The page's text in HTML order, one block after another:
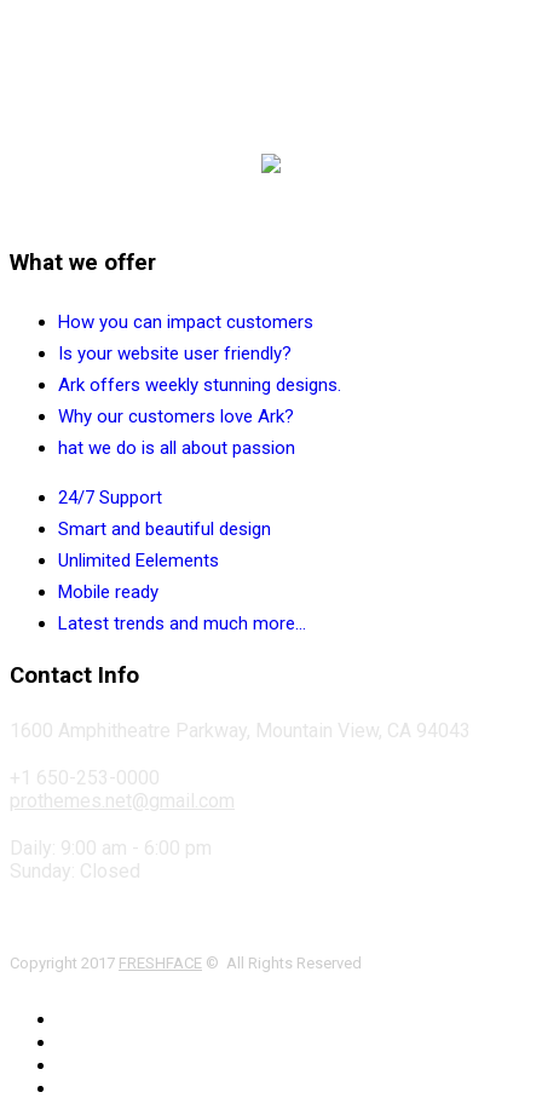
What we offer
How you can impact customers
Is your website user friendly?
Ark offers weekly stunning designs.
Why our customers love Ark?
hat we do is all about passion
24/7 Support
Smart and beautiful design
Unlimited Eelements
Mobile ready
Latest trends and much more...
Contact Info
1600 Amphitheatre Parkway, Mountain View, CA 94043
+1 650-253-0000
prothemes.net@gmail.com
Daily: 9:00 am - 6:00 pm
Sunday: Closed
Copyright 2017 FRESHFACE © All Rights Reserved